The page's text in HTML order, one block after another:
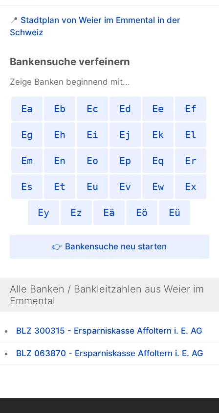
📍 Stadtplan von Weier im Emmental in der
Schweiz
Bankensuche verfeinern
Zeige Banken beginnend mit...
Ea Eb Ec Ed Ee Ef
Eg Eh Ei Ej Ek El
Em En Eo Ep Eq Er
Es Et Eu Ev Ew Ex
Ey Ez Eä Eö Eü
👉 Bankensuche neu starten
Alle Banken / Bankleitzahlen aus Weier im
Emmental
BLZ 300315 - Ersparniskasse Affoltern i. E. AG
BLZ 063870 - Ersparniskasse Affoltern i. E. AG